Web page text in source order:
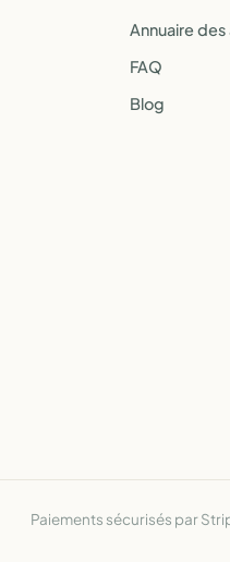
Annuaire
FAQ
Blog
Paiements sécurisés par